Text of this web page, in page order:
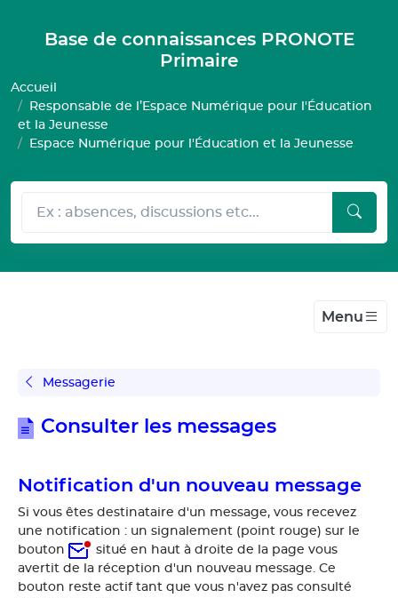
Base de connaissances PRONOTE
Primaire
Accueil
Responsable de l’Espace Numérique pour l'Éducation
et la Jeunesse
Espace Numérique pour l'Éducation et la Jeunesse
Menu
Messagerie
Consulter les messages
Notification d'un nouveau message
Si vous êtes destinataire d'un message, vous recevez
une notification : un signalement (point rouge) sur le
bouton
situé en haut à droite de la page vous
avertit de la réception d'un nouveau message. Ce
bouton reste actif tant que vous n'avez pas consulté